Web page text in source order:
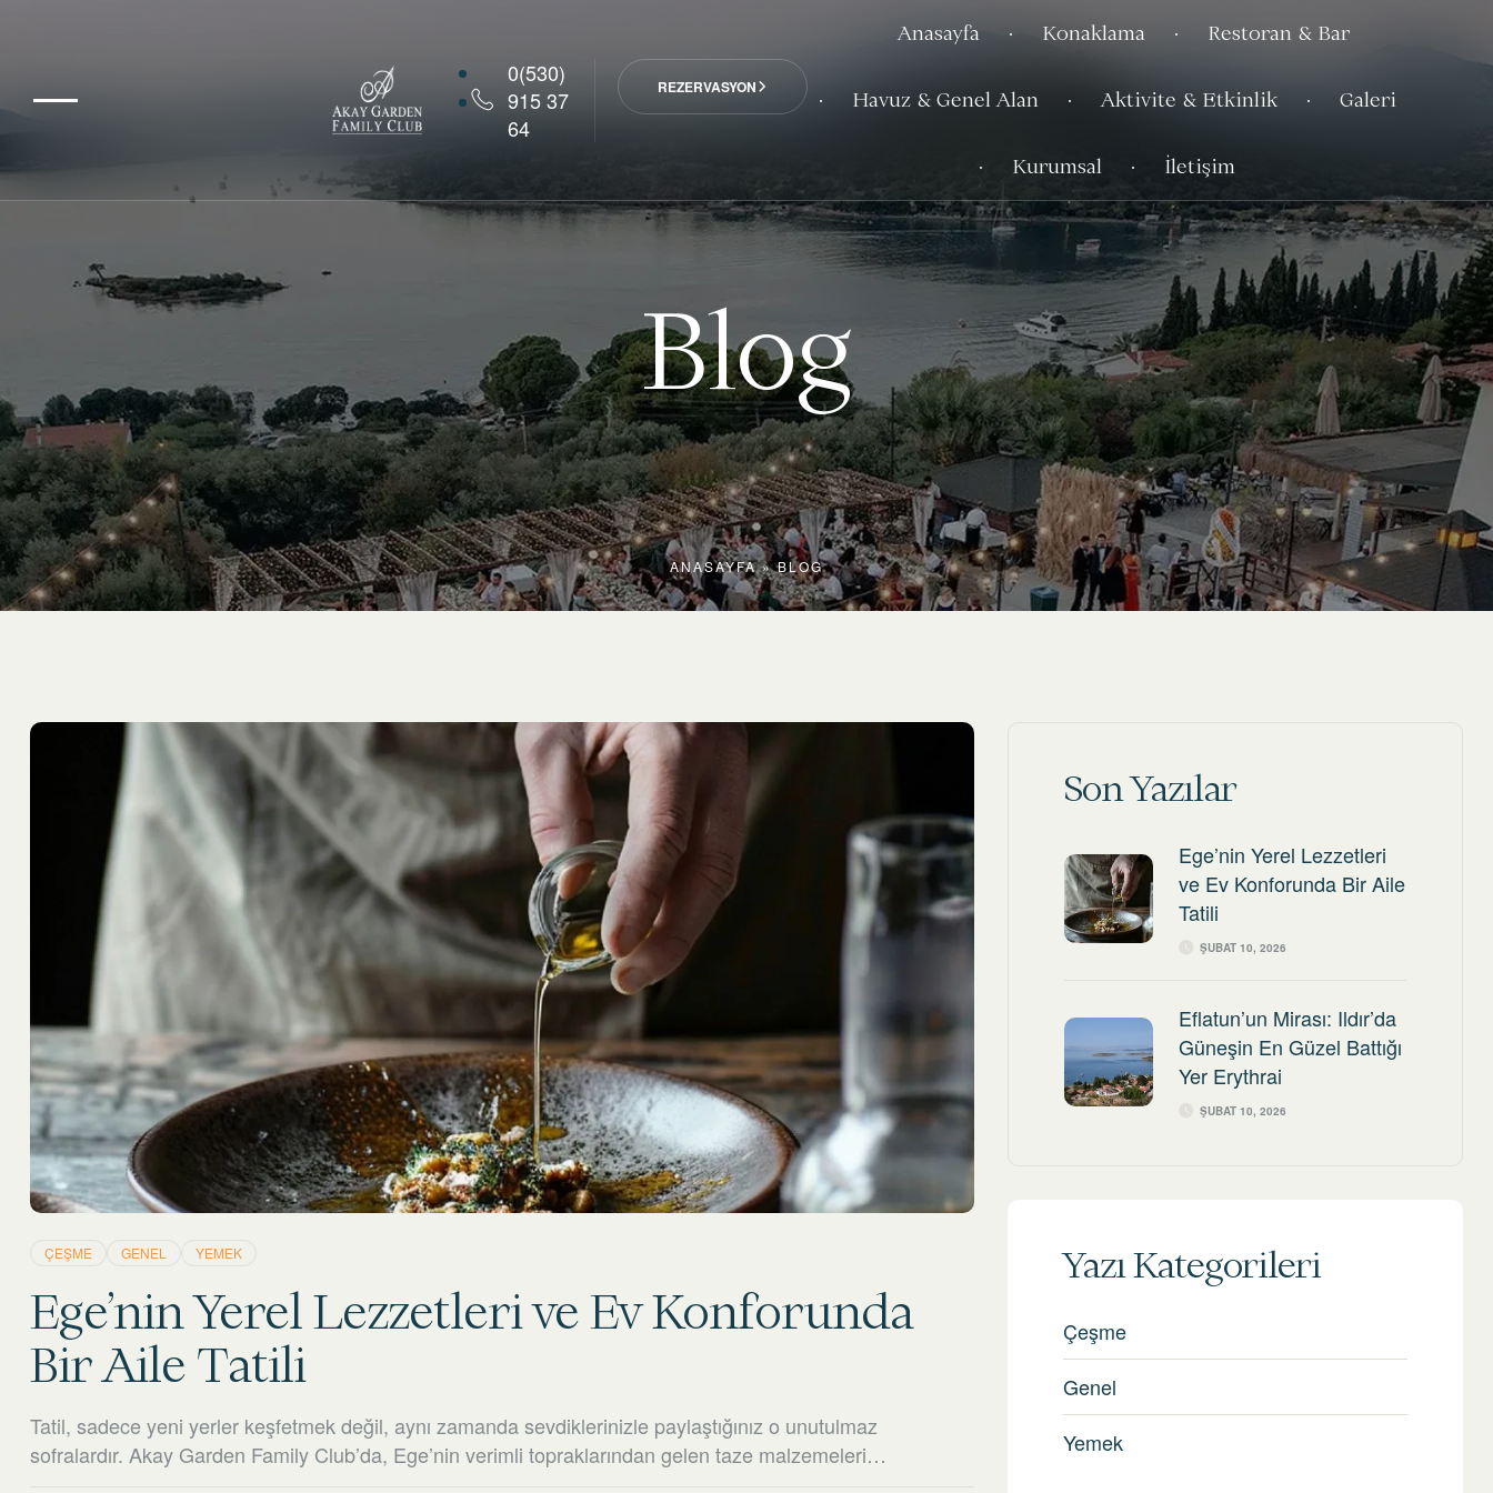
0(530)
915 37
64
REZERVASYON
Anasayfa Konaklama Restoran & Bar
Havuz & Genel Alan Aktivite & Etkinlik Galeri
Kurumsal İletişim
Blog
ANASAYFA»BLOG
ÇEŞME GENEL YEMEK
Ege’nin Yerel Lezzetleri ve Ev Konforunda
Bir Aile Tatili
Tatil, sadece yeni yerler keşfetmek değil, aynı zamanda sevdiklerinizle paylaştığınız o unutulmaz
sofralardır. Akay Garden Family Club’da, Ege’nin verimli topraklarından gelen taze malzemeleri
Son Yazılar
ŞUBAT 10, 2026
Ege’nin Yerel Lezzetleri
ve Ev Konforunda Bir Aile
Tatili
ŞUBAT 10, 2026
Eflatun’un Mirası: Ildır’da
Güneşin En Güzel Battığı
Yer Erythrai
Yazı Kategorileri
Çeşme
Genel
Yemek